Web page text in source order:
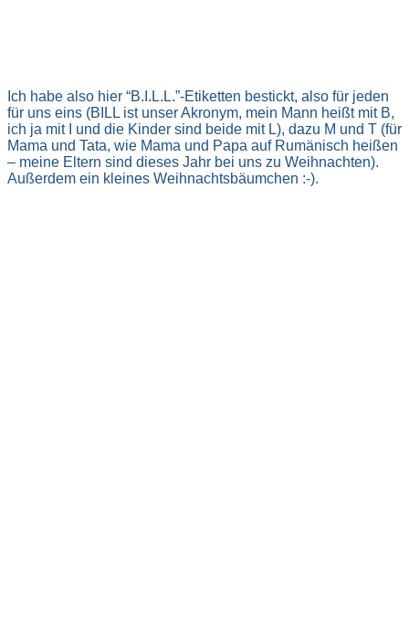
Ich habe also hier “B.I.L.L.”-Etiketten bestickt, also für jeden
für uns eins (BILL ist unser Akronym, mein Mann heißt mit B,
ich ja mit I und die Kinder sind beide mit L), dazu M und T (für
Mama und Tata, wie Mama und Papa auf Rumänisch heißen
– meine Eltern sind dieses Jahr bei uns zu Weihnachten).
Außerdem ein kleines Weihnachtsbäumchen :-).